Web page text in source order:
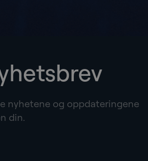
nyhetene og oppdateringene
din.